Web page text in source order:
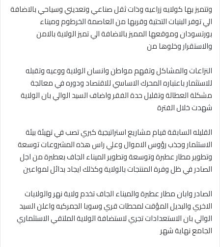
وتتميز بها كولايه زراعيه وذات ثقل صناعي وتعديني وسياحي بالاضافة
الي توفر البنيات التحتية وقربها من العاصمة الخرطوم وميناء
بورتسودان وموقعها المميز بالاضافة الي تميز الولاية بالامن
والاستقرار وخلوها من
النزاعات والمشاكل وتفهم مواطن وانسان الولاية ووعيه وتقبله
للاستثمار باعتباره المحرك الاساسي للاقتصاد ودوره في معالجة
مشكلة العطالة وتقليل حدة الفقر واضاف السيد الوالي بان الولاية
شهدت خلال الفترة
القليله السابقة قيام مشاريع استراتيجية كبري تصب في تهيئة بيئة
الاستثمار وجذب رؤوس الاموال وعلي راس هذه المشروعات توسعة
وتطوير مطار عطبرة وتوسعة وتطوير الميناء الجاف بعطبرة من اجل
الصادر في ظل وفرة المنتجات بالولاية وكذلك ايجاد بدائل لمواعين
الصادر وابان مطار عطبرة والميناء الجاف تخدم ولاية نهر والولايات
الاخري والبديل المؤقت لمحطات قري وسوبا الجمركيه واعلن السيد
الوالي بان الاستعدادات تجري لاستضافة الولاية الملتقي الاستثماري
الجامع نهاية شهر